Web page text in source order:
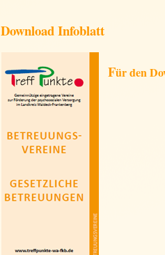
Download Infoblatt
Für den